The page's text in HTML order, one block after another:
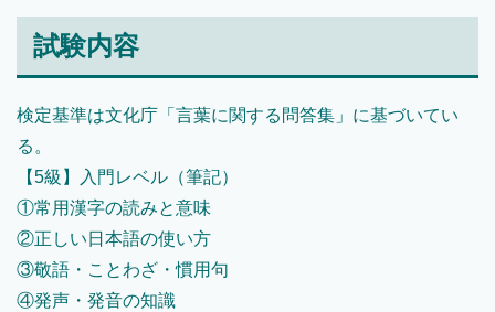
試験内容
検定基準は文化庁「言葉に関する問答集」に基づいてい
る。
【5級】入門レベル（筆記）
①常用漢字の読みと意味
②正しい日本語の使い方
③敬語・ことわざ・慣用句
④発声・発音の知識